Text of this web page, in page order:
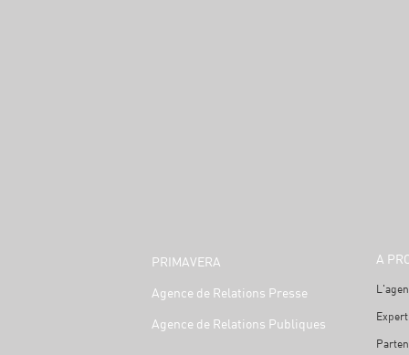
PRIMAVERA
Agence de Relations Presse
Agence de Relations Publiques
A